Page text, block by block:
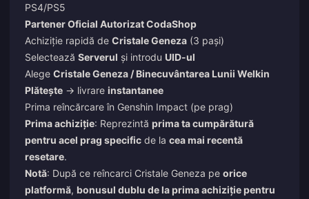
PS4/PS5
Partener Oficial Autorizat CodaShop
Achiziție rapidă de Cristale Geneza (3 pași)
Selectează Serverul și introdu UID-ul
Alege Cristale Geneza / Binecuvântarea Lunii Welkin
Plătește → livrare instantanee
Prima reîncărcare în Genshin Impact (pe prag)
Prima achiziție: Reprezintă prima ta cumpărătură
pentru acel prag specific de la cea mai recentă
resetare.
Notă: După ce reîncarci Cristale Geneza pe orice
platformă, bonusul dublu de la prima achiziție pentru